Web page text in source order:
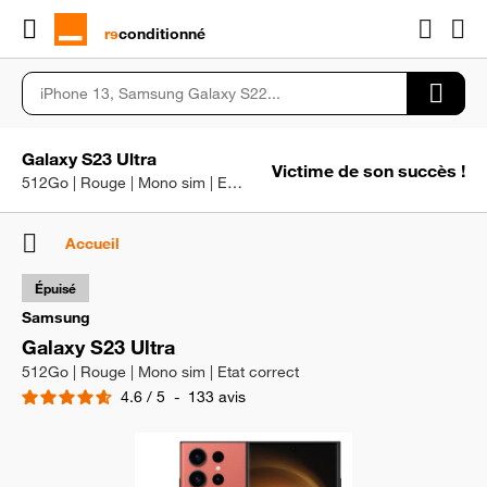
rɘconditionné
Galaxy S23 Ultra
512Go | Rouge | Mono sim | Etat correct
Victime de son succès !
Accueil
Samsung
Galaxy S23 Ultra
512Go | Rouge | Mono sim | Etat correct
4.6 / 5 - 133 avis
Épuisé